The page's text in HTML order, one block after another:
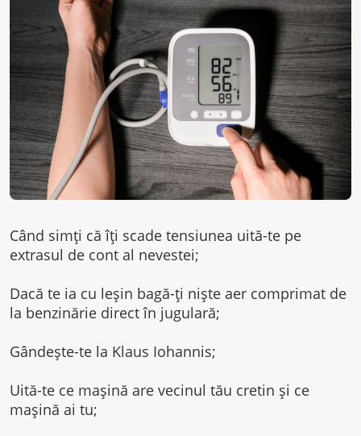
Când simți că îți scade tensiunea uită-te pe
extrasul de cont al nevestei;
Dacă te ia cu leșin bagă-ți niște aer comprimat de
la benzinărie direct în jugulară;
Gândește-te la Klaus Iohannis;
Uită-te ce mașină are vecinul tău cretin și ce
mașină ai tu;